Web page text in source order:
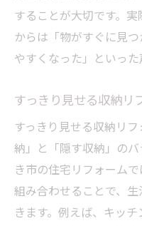
することが大切です。
からは「物がすぐに見
やすくなった」といった
すっきり見せる収納リ
すっきり見せる収納リ
納」と「隠す収納」の
き市の住宅リフォーム
組み合わせることで、
きます。例えば、キッ